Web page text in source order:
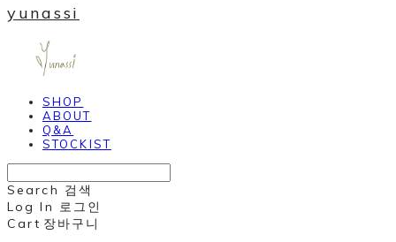
yunassi
SHOP
ABOUT
Q&A
STOCKIST
Search 검색
Log In 로그인
Cart 장바구니